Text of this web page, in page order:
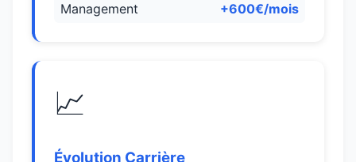
Management
+600€/mois
📈
Évolution Carrière